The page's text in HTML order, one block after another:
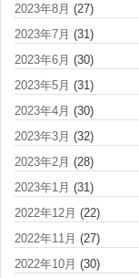
2023年8月 (27)
2023年7月 (31)
2023年6月 (30)
2023年5月 (31)
2023年4月 (30)
2023年3月 (32)
2023年2月 (28)
2023年1月 (31)
2022年12月 (22)
2022年11月 (27)
2022年10月 (30)